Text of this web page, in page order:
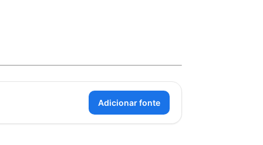
Adicionar fonte